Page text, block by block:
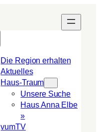
Die Region erhalten
Aktuelles
Haus-Traum
Unsere Suche
Haus Anna Elbe
»
vumTV